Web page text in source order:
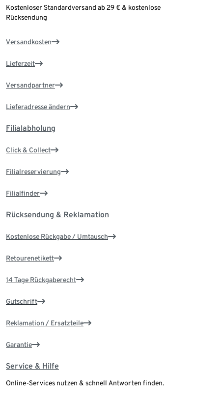
Kostenloser Standardversand ab 29 € & kostenlose
Rücksendung
Versandkosten
Lieferzeit
Versandpartner
Lieferadresse ändern
Filialabholung
Click & Collect
Filialreservierung
Filialfinder
Rücksendung & Reklamation
Kostenlose Rückgabe / Umtausch
Retourenetikett
14 Tage Rückgaberecht
Gutschrift
Reklamation / Ersatzteile
Garantie
Service & Hilfe
Online-Services nutzen & schnell Antworten finden.